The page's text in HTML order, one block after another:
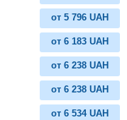
от 5 796 UAH
от 6 183 UAH
от 6 238 UAH
от 6 238 UAH
от 6 534 UAH